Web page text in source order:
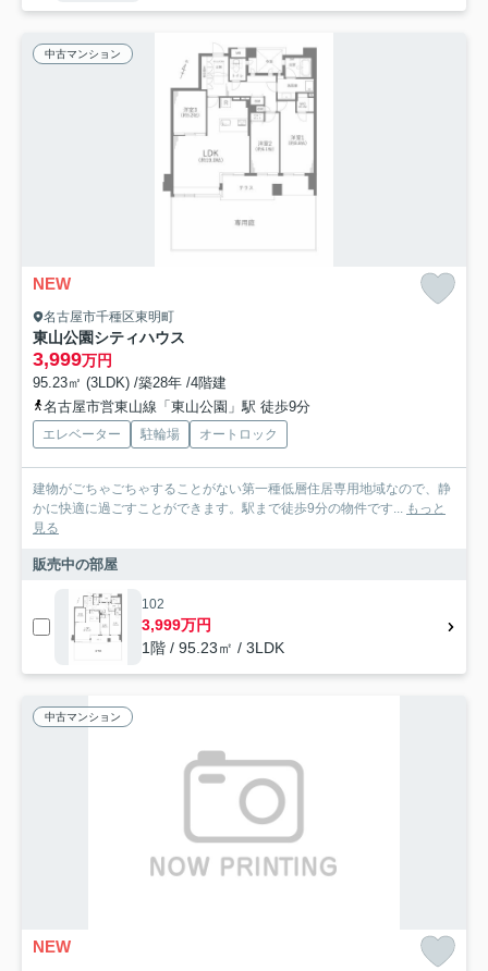
中古マンション
NEW
名古屋市千種区東明町
東山公園シティハウス
3,999万円
95.23㎡ (3LDK) /築28年 /4階建
名古屋市営東山線「東山公園」駅 徒歩9分
エレベーター 駐輪場 オートロック
建物がごちゃごちゃすることがない第一種低層住居専用地域なので、静
かに快適に過ごすことができます。駅まで徒歩9分の物件です... もっと
見る
販売中の部屋
102
3,999万円
1階 / 95.23㎡ / 3LDK
中古マンション
NEW